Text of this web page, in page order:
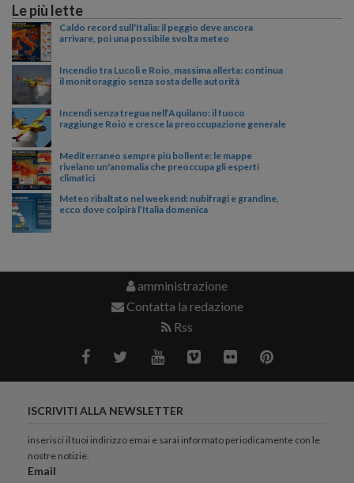
Le più lette
Caldo record sull'Italia: il peggio deve ancora
arrivare, poi una possibile svolta meteo
Incendio tra Lucoli e Roio, massima allerta: continua
il monitoraggio senza sosta delle autorità
Incendi senza tregua nell’Aquilano: il fuoco
raggiunge Roio e cresce la preoccupazione generale
Mediterraneo sempre più bollente: le mappe
rivelano un'anomalia che preoccupa gli esperti
climatici
Meteo ribaltato nel weekend: nubifragi e grandine,
ecco dove colpirà l’Italia domenica
amministrazione
Contatta la redazione
Rss
ISCRIVITI ALLA NEWSLETTER
inserisci il tuoi indirizzo emai e sarai informato periodicamente con le
nostre notizie.
Email